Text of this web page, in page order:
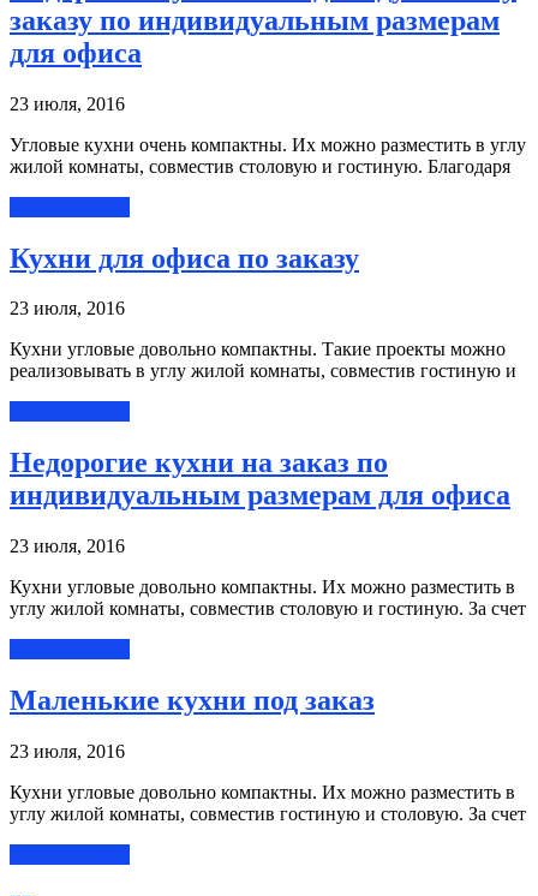
заказу по индивидуальным размерам
для офиса
23 июля, 2016
Угловые кухни очень компактны. Их можно разместить в углу
жилой комнаты, совместив столовую и гостиную. Благодаря
Кухни для офиса по заказу
23 июля, 2016
Кухни угловые довольно компактны. Такие проекты можно
реализовывать в углу жилой комнаты, совместив гостиную и
Недорогие кухни на заказ по
индивидуальным размерам для офиса
23 июля, 2016
Кухни угловые довольно компактны. Их можно разместить в
углу жилой комнаты, совместив столовую и гостиную. За счет
Маленькие кухни под заказ
23 июля, 2016
Кухни угловые довольно компактны. Их можно разместить в
углу жилой комнаты, совместив гостиную и столовую. За счет